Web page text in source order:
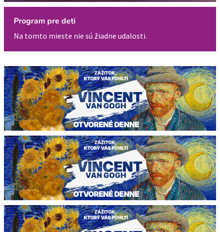
Program pre deti
Na tomto mieste nie sú žiadne udalosti.